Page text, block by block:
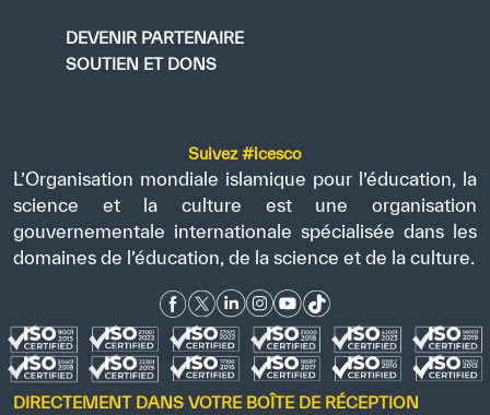
DEVENIR PARTENAIRE
SOUTIEN ET DONS
Suivez #icesco
L’Organisation mondiale islamique pour l’éducation, la
science et la culture est une organisation
gouvernementale internationale spécialisée dans les
domaines de l’éducation, de la science et de la culture.
DIRECTEMENT DANS VOTRE BOÎTE DE RÉCEPTION